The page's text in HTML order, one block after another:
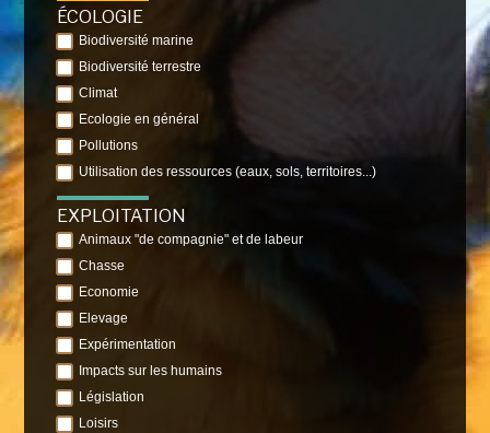
ÉCOLOGIE
Biodiversité marine
Biodiversité terrestre
Climat
Ecologie en général
Pollutions
Utilisation des ressources (eaux, sols, territoires...)
EXPLOITATION
Animaux "de compagnie" et de labeur
Chasse
Economie
Elevage
Expérimentation
Impacts sur les humains
Législation
Loisirs